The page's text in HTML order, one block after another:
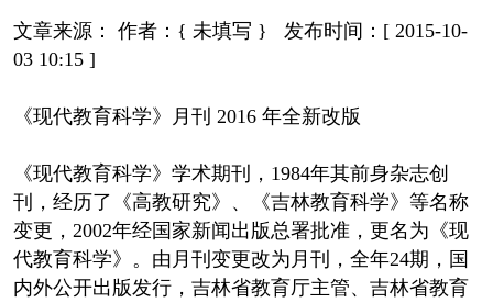
文章来源： 作者：{ 未填写 } 发布时间：[ 2015-10-
03 10:15 ]
《现代教育科学》月刊 2016 年全新改版
《现代教育科学》学术期刊，1984年其前身杂志创
刊，经历了《高教研究》、《吉林教育科学》等名称
变更，2002年经国家新闻出版总署批准，更名为《现
代教育科学》。由月刊变更改为月刊，全年24期，国
内外公开出版发行，吉林省教育厅主管、吉林省教育